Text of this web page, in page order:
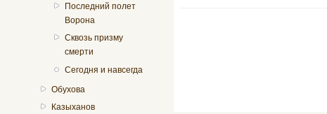
Последний полет
Ворона
Сквозь призму
смерти
Сегодня и навсегда
Обухова
Казыханов